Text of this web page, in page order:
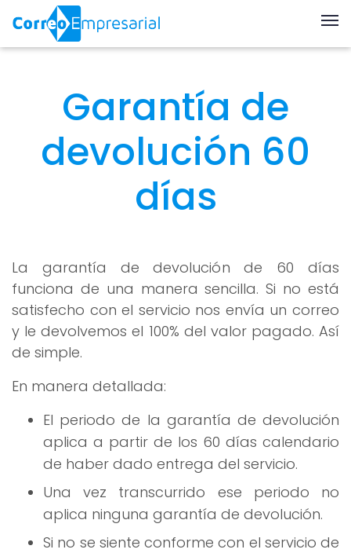
Garantía de
devolución 60
días
La garantía de devolución de 60 días
funciona de una manera sencilla. Si no está
satisfecho con el servicio nos envía un correo
y le devolvemos el 100% del valor pagado. Así
de simple.
En manera detallada:
El periodo de la garantía de devolución
aplica a partir de los 60 días calendario
de haber dado entrega del servicio.
Una vez transcurrido ese periodo no
aplica ninguna garantía de devolución.
Si no se siente conforme con el servicio de